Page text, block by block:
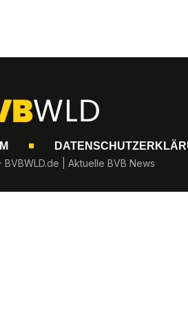
| Aktuelle BVB News